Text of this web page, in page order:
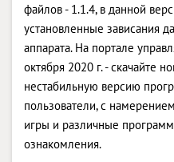
файлов - 1.1.4, в данной
установленные зависания
аппарата. На портале
октября 2020 г. - скачайте
нестабильную версию
пользователи, с
игры и различные
ознакомления.